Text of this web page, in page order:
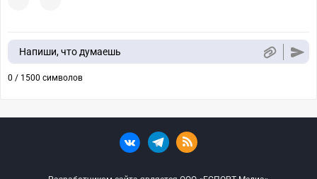
Напиши, что думаешь
0 / 1500 символов